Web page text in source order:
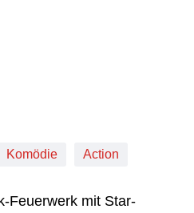
Komödie Action
Feuerwerk mit Star-